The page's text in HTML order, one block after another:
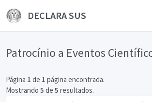
DECLARA SUS
Patrocínio a Eventos
Página 1 de 1 página encontrada.
Mostrando 5 de 5 resultados.